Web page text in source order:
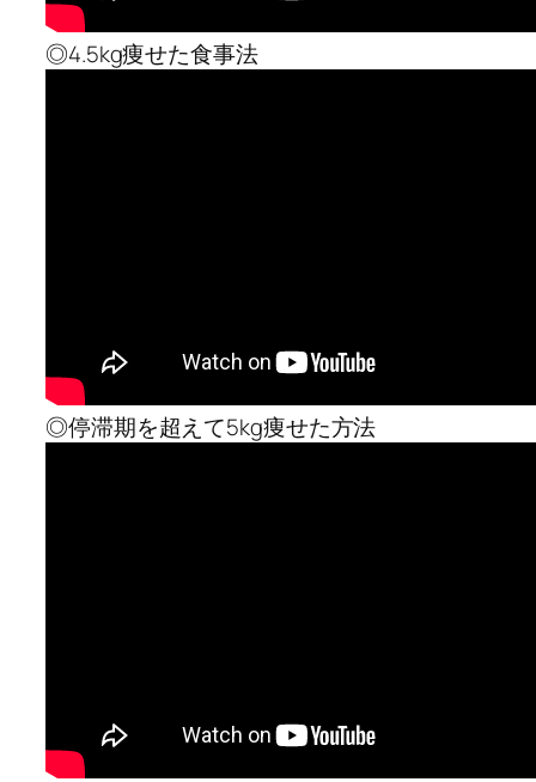
◎4.5kg痩せた食事法
◎停滞期を超えて5kg痩せた方法